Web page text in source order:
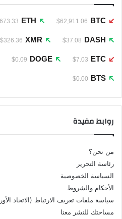
BTC
$62,911.06
ETH
DASH
$37.08
XMR
$326.36
ETC
$7.03
DOGE
$0.09
BTS
$0.00
روابط مفيدة
من نحن؟
رئاسة التحرير
السياسة الخصوصية
الأحكام والشروط
سياسة ملفات تعريف الارتباط (الاتحاد
مساحتك للنشر معنا